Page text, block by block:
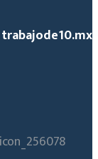
trabajode10.mx